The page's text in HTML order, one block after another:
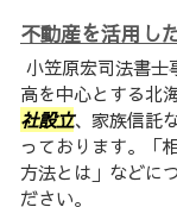
不動産を活用し
小笠原宏司法書士
高を中心とする北
社設立、家族信託
っております。「
方法とは」などに
ださい。